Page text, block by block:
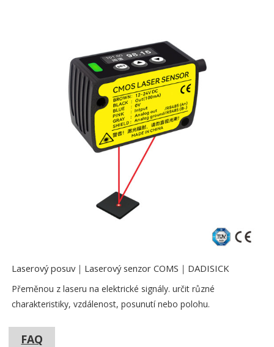
Laserový posuv｜Laserový senzor COMS｜DADISICK
Přeměnou z laseru na elektrické signály. určit různé
charakteristiky, vzdálenost, posunutí nebo polohu.
FAQ